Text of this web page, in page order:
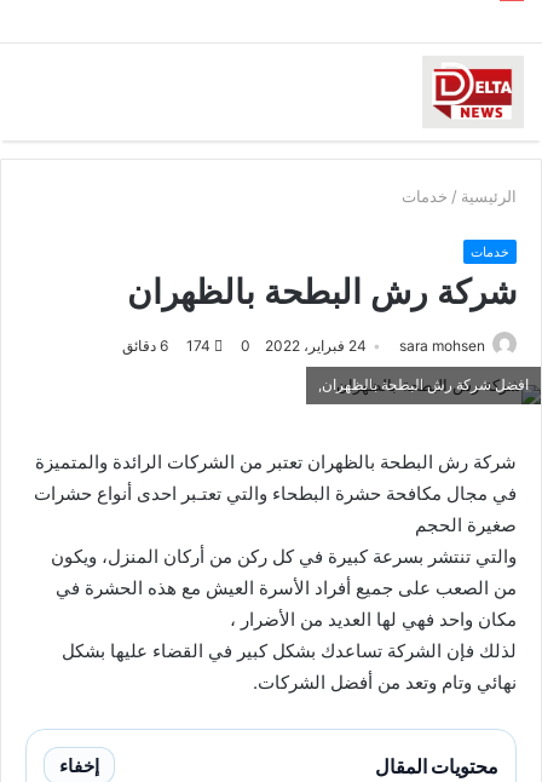
الرئيسية / خدمات
خدمات
شركة رش البطحة بالظهران
sara mohsen 24 فبراير، 2022 0
174 6 دقائق
افضل شركة رش البطحة بالظهران,
شركة رش البطحة بالظهران تعتبر من الشركات الرائدة والمتميزة
في مجال مكافحة حشرة البطحاء والتي تعتـبر احدى أنواع حشرات
صغيرة الحجم
والتي تنتشر بسرعة كبيرة في كل ركن من أركان المنزل، ويكون
من الصعب على جميع أفراد الأسرة العيش مع هذه الحشرة في
مكان واحد فهي لها العديد من الأضرار ،
لذلك فإن الشركة تساعدك بشكل كبير في القضاء عليها بشكل
نهائي وتام وتعد من أفضل الشركات.
محتويات المقال إخفاء